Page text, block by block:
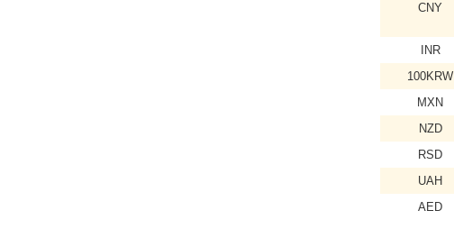
CNY
INR
100KRW
MXN
NZD
RSD
UAH
AED